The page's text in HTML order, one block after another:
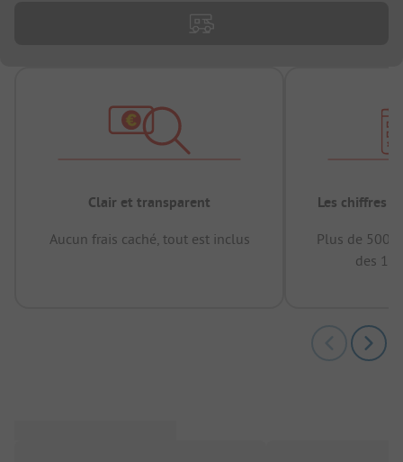
Clair et transparent
Aucun frais caché, tout est inclus
Les chiffres
Plus de
des 12